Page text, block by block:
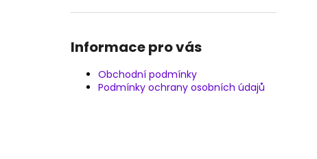
Informace pro vás
Obchodní podmínky
Podmínky ochrany osobních údajů